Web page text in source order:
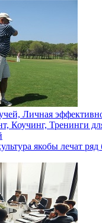
Личная
Коучинг, Тренинги
якобы лечат ряд